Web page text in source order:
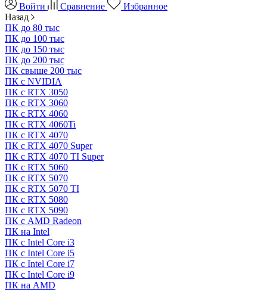
Войти
Сравнение
Избранное
Назад
ПК до 80 тыс
ПК до 100 тыс
ПК до 150 тыс
ПК до 200 тыс
ПК свыше 200 тыс
ПК с NVIDIA
ПК с RTX 3050
ПК с RTX 3060
ПК с RTX 4060
ПК с RTX 4060Ti
ПК с RTX 4070
ПК с RTX 4070 Super
ПК с RTX 4070 TI Super
ПК с RTX 5060
ПК с RTX 5070
ПК с RTX 5070 TI
ПК с RTX 5080
ПК с RTX 5090
ПК с AMD Radeon
ПК на Intel
ПК с Intel Core i3
ПК с Intel Core i5
ПК с Intel Core i7
ПК с Intel Core i9
ПК на AMD